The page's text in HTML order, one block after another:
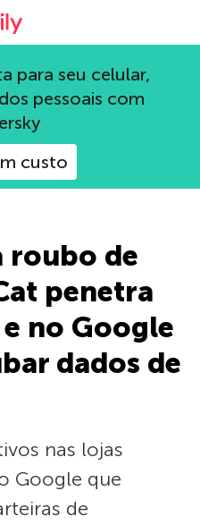
da Kaspersky
para seu celular,
pessoais com
custo
roubo de
penetra
no Google
dados de
nas lojas
Google que
de